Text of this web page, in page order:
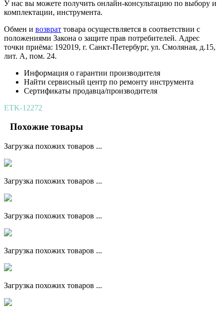
У нас вы можете получить онлайн-консультацию по выбору и
комплектации, инструмента.
Обмен и возврат товара осуществляется в соответствии с
положениями Закона о защите прав потребителей. Адрес
точки приёма: 192019, г. Санкт-Петербург, ул. Смоляная, д.15,
лит. А, пом. 24.
Информация о гарантии производителя
Найти сервисный центр по ремонту инструмента
Сертификаты продавца/производителя
ETK-12272
Похожие товары
Загрузка похожих товаров ...
Загрузка похожих товаров ...
Загрузка похожих товаров ...
Загрузка похожих товаров ...
Загрузка похожих товаров ...